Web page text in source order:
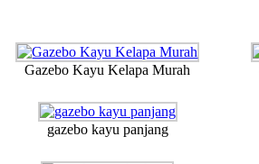
Gazebo Kayu Kelapa Murah
gazebo kayu panjang